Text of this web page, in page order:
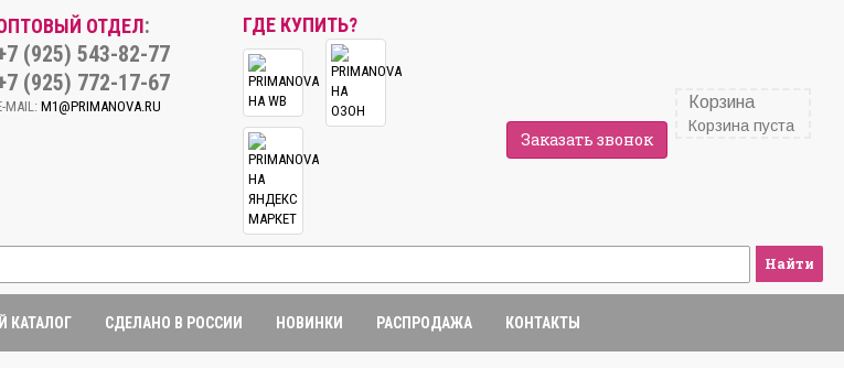
ОТДЕЛ:
(925) 543-82-77
(925) 772-17-67
MAIL: M1@PRIMANOVA.RU
ГДЕ КУПИТЬ?
Заказать звонок
Корзина
Корзина пуста
Найти
КАТАЛОГ СДЕЛАНО В РОССИИ НОВИНКИ РАСПРОДАЖА КОНТАКТЫ